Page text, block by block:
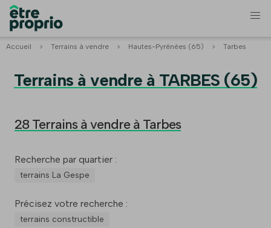
Accueil > Terrains à vendre > Hautes-Pyrénées (65) > Tarbes
Terrains à vendre à TARBES (65)
28 Terrains à vendre à Tarbes
Recherche par quartier :
terrains La Gespe
Précisez votre recherche :
terrains constructible